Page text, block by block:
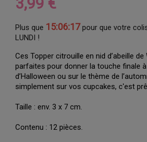
Plus que 15:06:16pour que votre
LUNDI !
Ces Topper citrouille en nid d’abeille
parfaites pour donner la touche finale
d’Halloween ou sur le thème de
simplement sur vos cupcakes, c'est
Taille : env. 3 x 7 cm.
Contenu : 12 pièces.